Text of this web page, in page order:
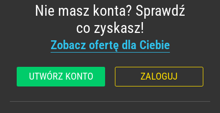
Nie masz konta? Sprawdź
co zyskasz!
Zobacz ofertę dla Ciebie
UTWÓRZ KONTO ZALOGUJ